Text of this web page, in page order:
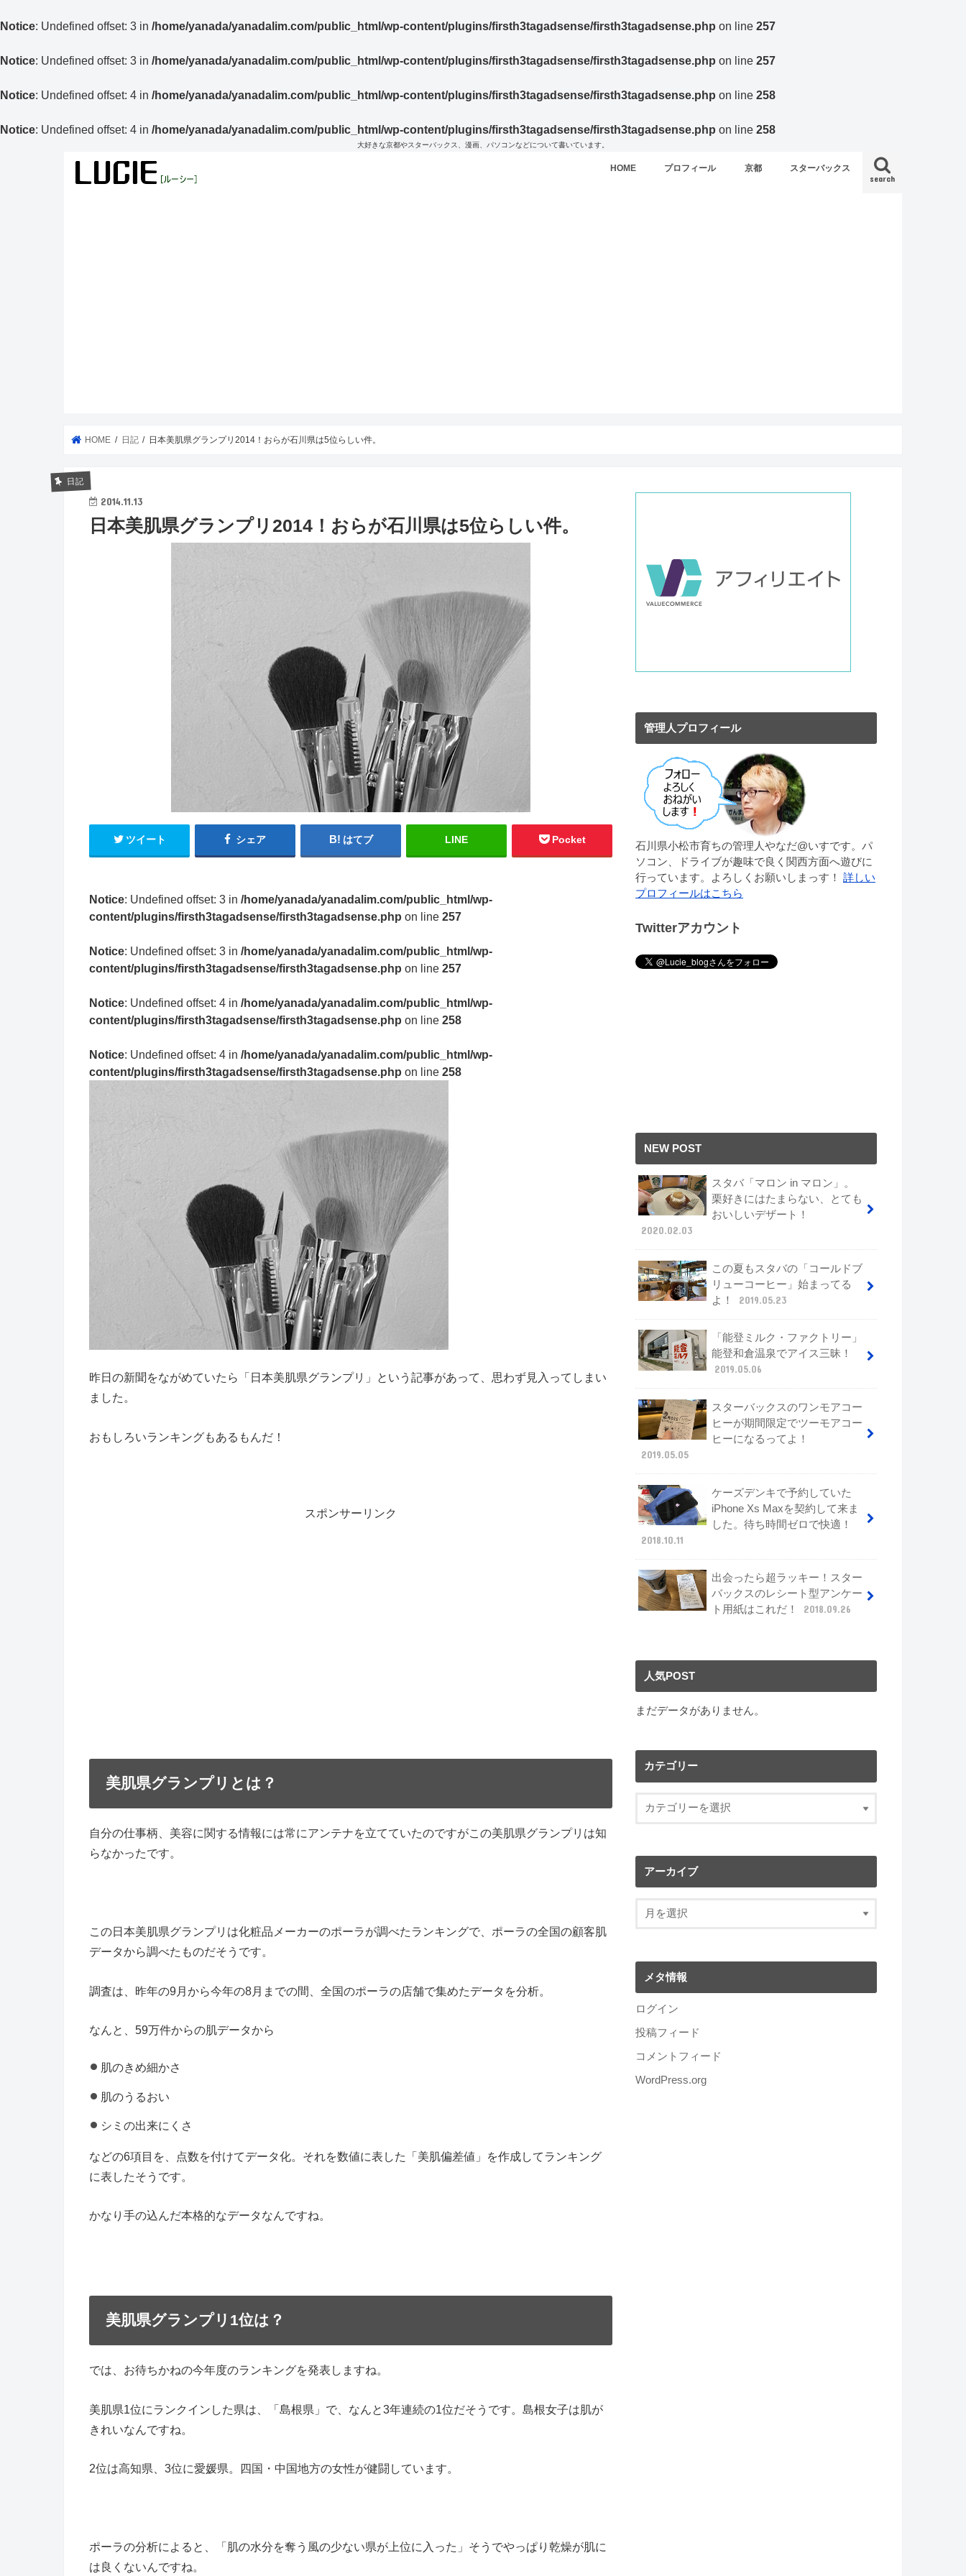
Notice: Undefined offset: 3 in /home/yanada/yanadalim.com/public_html/wp-content/plugins/firsth3tagadsense/firsth3tagadsense.php on line 257
Notice: Undefined offset: 3 in /home/yanada/yanadalim.com/public_html/wp-content/plugins/firsth3tagadsense/firsth3tagadsense.php on line 257
Notice: Undefined offset: 4 in /home/yanada/yanadalim.com/public_html/wp-content/plugins/firsth3tagadsense/firsth3tagadsense.php on line 258
Notice: Undefined offset: 4 in /home/yanada/yanadalim.com/public_html/wp-content/plugins/firsth3tagadsense/firsth3tagadsense.php on line 258
大好きな京都やスターバックス、漫画、パソコンなどについて書いています。
search
HOME プロフィール 京都 スターバックス
HOME 日記 日本美肌県グランプリ2014！おらが石川県は5位らしい件。
日記
2014.11.13
日本美肌県グランプリ2014！おらが石川県は5位らしい件。
ツイート シェア はてブ LINE Pocket
Notice: Undefined offset: 3 in /home/yanada/yanadalim.com/public_html/wp-
content/plugins/firsth3tagadsense/firsth3tagadsense.php on line 257
Notice: Undefined offset: 3 in /home/yanada/yanadalim.com/public_html/wp-
content/plugins/firsth3tagadsense/firsth3tagadsense.php on line 257
Notice: Undefined offset: 4 in /home/yanada/yanadalim.com/public_html/wp-
content/plugins/firsth3tagadsense/firsth3tagadsense.php on line 258
Notice: Undefined offset: 4 in /home/yanada/yanadalim.com/public_html/wp-
content/plugins/firsth3tagadsense/firsth3tagadsense.php on line 258
昨日の新聞をながめていたら「日本美肌県グランプリ」という記事があって、思わず見入ってしまい
ました。
おもしろいランキングもあるもんだ！
スポンサーリンク
美肌県グランプリとは？
自分の仕事柄、美容に関する情報には常にアンテナを立てていたのですがこの美肌県グランプリは知
らなかったです。
この日本美肌県グランプリは化粧品メーカーのポーラが調べたランキングで、ポーラの全国の顧客肌
データから調べたものだそうです。
調査は、昨年の9月から今年の8月までの間、全国のポーラの店舗で集めたデータを分析。
なんと、59万件からの肌データから
肌のきめ細かさ
肌のうるおい
シミの出来にくさ
などの6項目を、点数を付けてデータ化。それを数値に表した「美肌偏差値」を作成してランキング
に表したそうです。
かなり手の込んだ本格的なデータなんですね。
美肌県グランプリ1位は？
では、お待ちかねの今年度のランキングを発表しますね。
美肌県1位にランクインした県は、「島根県」で、なんと3年連続の1位だそうです。島根女子は肌が
きれいなんですね。
2位は高知県、3位に愛媛県。四国・中国地方の女性が健闘しています。
ポーラの分析によると、「肌の水分を奪う風の少ない県が上位に入った」そうでやっぱり乾燥が肌に
は良くないんですね。
管理人プロフィール
石川県小松市育ちの管理人やなだ@いすです。パ
ソコン、ドライブが趣味で良く関西方面へ遊びに
行っています。よろしくお願いしまっす！ 詳しい
プロフィールはこちら
Twitterアカウント
NEW POST
スタバ「マロン in マロン」。
栗好きにはたまらない、とても
おいしいデザート！
2020.02.03
この夏もスタバの「コールドブ
リューコーヒー」始まってる
よ！
2019.05.23
「能登ミルク・ファクトリー」
能登和倉温泉でアイス三昧！
2019.05.06
スターバックスのワンモアコー
ヒーが期間限定でツーモアコー
ヒーになるってよ！
2019.05.05
ケーズデンキで予約していた
iPhone Xs Maxを契約して来ま
した。待ち時間ゼロで快適！
2018.10.11
出会ったら超ラッキー！スター
バックスのレシート型アンケー
ト用紙はこれだ！
2018.09.26
人気POST
まだデータがありません。
カテゴリー
アーカイブ
メタ情報
ログイン
投稿フィード
コメントフィード
WordPress.org